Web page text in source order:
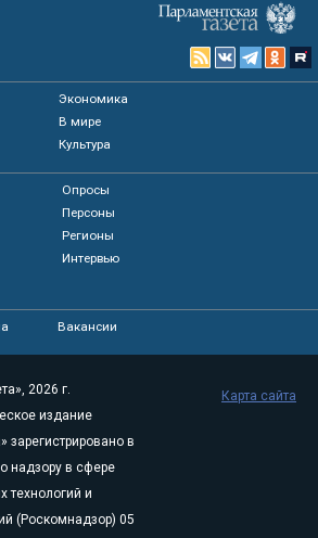
Экономика
В мире
Культура
Опросы
Персоны
Регионы
Интервью
Вакансии
2026 г.
издание
зарегистрировано в
надзору в сфере
технологий и
(Роскомнадзор) 05
Карта сайта